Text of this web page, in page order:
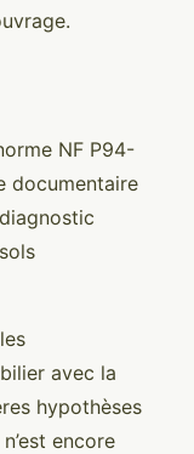
NF P94-
documentaire
avec la
hypothèses
encore